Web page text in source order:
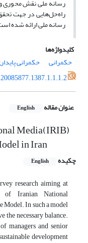
رسانه ملی نقش محوری
راه‌حل‌هایی در جهت
رسانه ملی ارائه شده
کلیدواژه‌ها
حکمرانی
حکمرانی
عنوان مقاله English
Media(IRIB)
in Iran
چکیده English
research aiming at
of Iranian National
In such a model
the necessary balance.
managers and senior
development